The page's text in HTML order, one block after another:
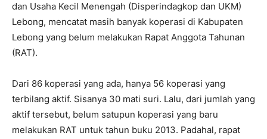
dan Usaha Kecil Menengah (Disperindagkop dan UKM)
Lebong, mencatat masih banyak koperasi di Kabupaten
Lebong yang belum melakukan Rapat Anggota Tahunan
(RAT).
Dari 86 koperasi yang ada, hanya 56 koperasi yang
terbilang aktif. Sisanya 30 mati suri. Lalu, dari jumlah yang
aktif tersebut, belum satupun koperasi yang baru
melakukan RAT untuk tahun buku 2013. Padahal, rapat